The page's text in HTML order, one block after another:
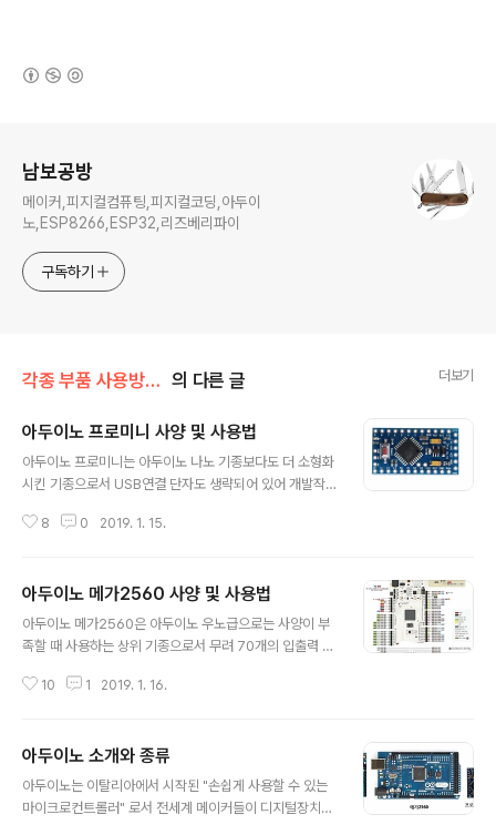
남보공방
메이커,피지컬컴퓨팅,피지컬코딩,아두이
노,ESP8266,ESP32,리즈베리파이
구독하기
각종 부품 사용방법/프로세서 의 다른 글 더보기
아두이노 프로미니 사양 및 사용법
아두이노 프로미니는 아두이노 나노 기종보다도 더 소형화
시킨 기종으로서 USB연결 단자도 생략되어 있어 개발작
착해서 활용하기에는 다음 같은 장점이 있다. -아두이노 나
터리만으로도 가동 가능) -USB 모듈이 없으므로 대기시
소비전력이 적어 동일 배터리로 가동시간을 늘릴 수 있다.
-ATmega328 칩을 적용한 모듈 이외에도 ATmega16
C 입출력핀의 갯수나 메모리 사이즈는 어두이노 나노와 거
8 0 2019. 1. 15.
아두이노 메가2560 사양 및 사용법
아두이노 메가2560은 아두이노 우노급으로는 사양이 부
족할 때 사용하는 상위 기종으로서 무려 70개의 입출력 핀
에 다양한 기기의 제어와 응용이 가능하다. 많은 수의 제어
UINO MEGA 260 SPEC Microcontroller ATmega
2560 Operating Voltage 5V Input Voltage (reco
mmended) 7-12V Input Voltage (limit) 6-20V Dig
10 1 2019. 1. 16.
아두이노 소개와 종류
아두이노는 이탈리아에서 시작된 "손쉽게 사용할 수 있는
마이크로컨트롤러" 로서 전세계 메이커들이 디지털장치를